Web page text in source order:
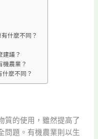
什麼不同？
建議？
機農業？
麼不同？
質的使用，雖然提高了
問題。有機農業則以生